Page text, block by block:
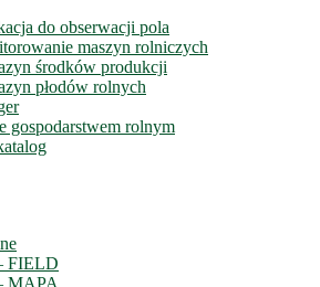
do obserwacji pola
maszyn rolniczych
środków produkcji
płodów rolnych
gospodarstwem rolnym
FIELD
MAPA